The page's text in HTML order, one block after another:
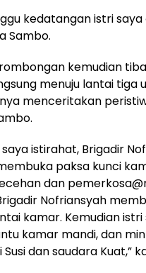
kedatangan istri saya
Sambo.
kemudian tiba
menuju lantai tiga
menceritakan
istirahat, Brigadir
paksa kunci
dan
Nofriansyah
kamar. Kemudian istri
kamar mandi, dan
dan saudara Kuat,”